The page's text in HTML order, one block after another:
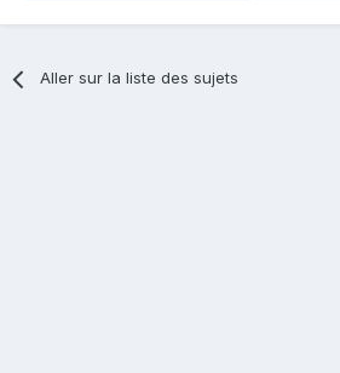
Aller sur la liste des sujets